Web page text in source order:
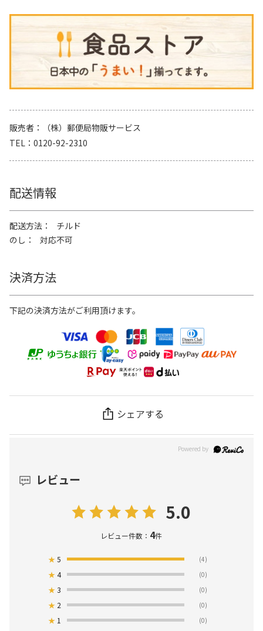
販売者
（株）郵便局物販サービス
TEL
0120-92-2310
配送情報
配送方法
チルド
のし
対応不可
決済方法
下記の決済方法がご利用頂けます。
シェアする
レビュー
5.0
レビュー件数： 4件
★5 (4)
★4 (0)
★3 (0)
★ 2 (0)
★ 1 (0)